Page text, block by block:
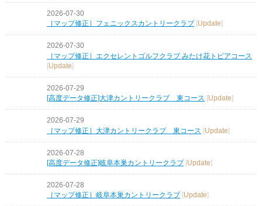
2026-07-30
［マップ修正］フェニックスカントリークラブ [Update]
2026-07-30
［マップ修正］エクセレントゴルフクラブ みたけ花トピアコース
[Update]
2026-07-29
[高度データ修正]大津カントリークラブ 東コース [Update]
2026-07-29
［マップ修正］大津カントリークラブ 東コース [Update]
2026-07-28
[高度データ修正]岐阜本巣カントリークラブ [Update]
2026-07-28
［マップ修正］岐阜本巣カントリークラブ
Update